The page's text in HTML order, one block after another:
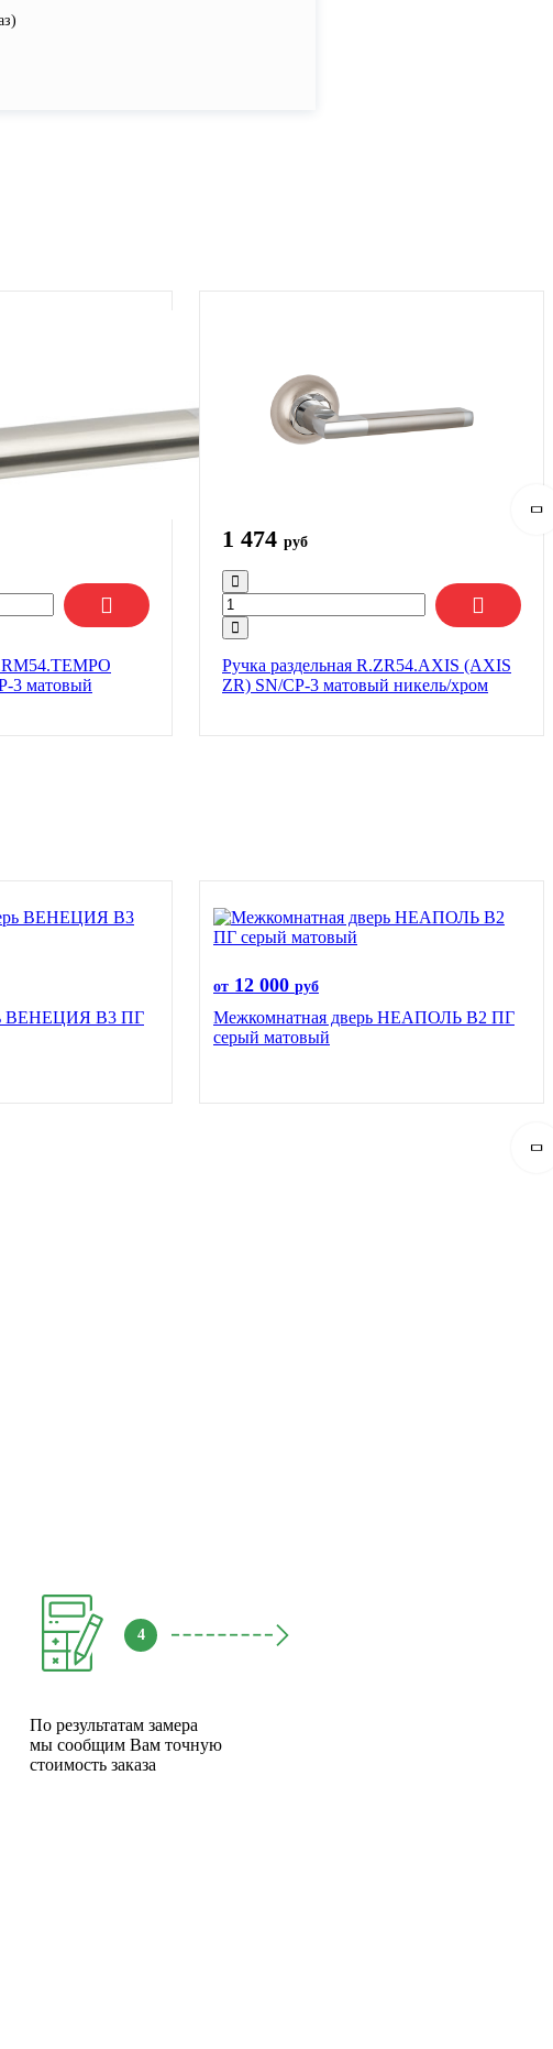
3 матовый
1 474 руб
Ручка раздельная R.ZR54.AXIS (AXIS
ZR) SN/CP-3 матовый никель/хром
ВЕНЕЦИЯ B3 ПГ
от 12 000 руб
Межкомнатная дверь НЕАПОЛЬ В2 ПГ
серый матовый
4
По результатам замера
мы сообщим Вам точную
стоимость заказа